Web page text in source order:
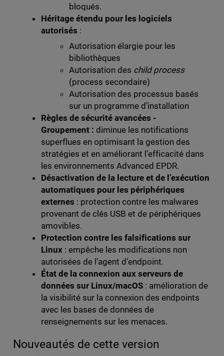
bloqués.
Héritage étendu pour les logiciels
autorisés :
Autorisation élargie pour les
bibliothèques
Autorisation des child process
(process secondaire)
Autorisation des processus basés
sur un programme d’installation
Règles de sécurité avancées -
Groupement : diminue les notifications
superflues en optimisant la gestion des
stratégies et en améliorant l’efficacité dans
les environnements Advanced EPDR.
Désactivation de la lecture et de l’exécution
automatiques pour les périphériques
externes : protection contre les malwares
provenant de clés USB et de périphériques
amovibles.
Protection contre les falsifications sur
Linux : empêche les modifications non
autorisées de l’agent d’endpoint.
État de la connexion aux serveurs de
données sur Linux/macOS: amélioration de
la visibilité sur la connexion des endpoints
avec les bases de données de
renseignements sur les menaces.
Nouveautés de cette version